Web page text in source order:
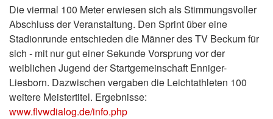
Die viermal 100 Meter erwiesen sich als Stimmungsvoller
Abschluss der Veranstaltung. Den Sprint über eine
Stadionrunde entschieden die Männer des TV Beckum für
sich - mit nur gut einer Sekunde Vorsprung vor der
weiblichen Jugend der Startgemeinschaft Enniger-
Liesborn. Dazwischen vergaben die Leichtathleten 100
weitere Meistertitel. Ergebnisse:
www.flvwdialog.de/info.php